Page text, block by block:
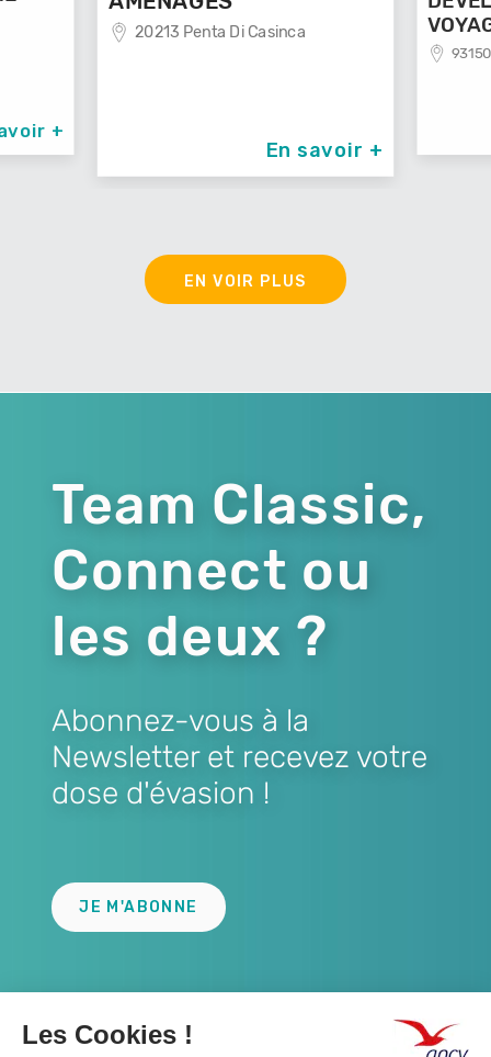
+
20213 Penta Di Casinca
En savoir +
EN VOIR PLUS
Team Classic,
Connect ou
les deux ?
Abonnez-vous à la
Newsletter et recevez votre
dose d'évasion !
JE M'ABONNE